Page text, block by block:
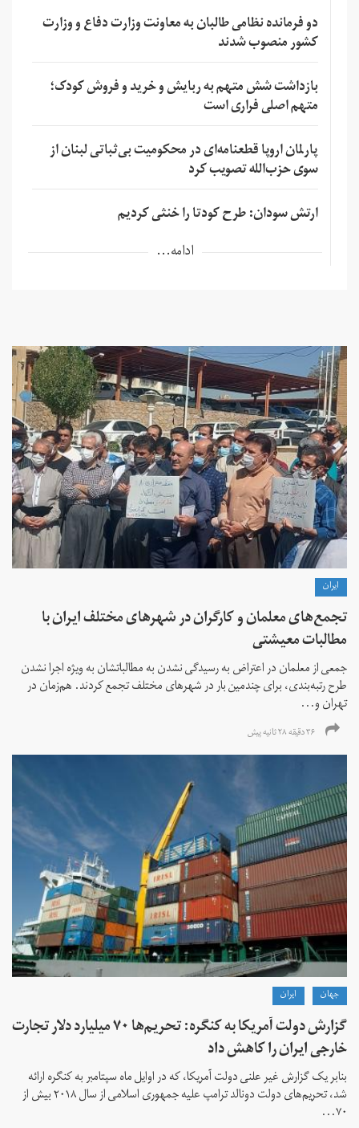
دو فرمانده نظامی طالبان به معاونت وزارت دفاع و وزارت
کشور منصوب شدند
بازداشت شش متهم به ربایش و خرید و فروش کودک؛
متهم اصلی فراری است
پارلمان اروپا قطعنامه‌ای در محکومیت بی‌ثباتی لبنان از
سوی حزب‌الله تصویب کرد
ارتش سودان: طرح کودتا را خنثی کردیم
ادامه...
ايران
تجمع‌های معلمان و کارگران در شهرهای مختلف ایران با
مطالبات معیشتی
جمعی از معلمان در اعتراض به رسیدگی نشدن به مطالباتشان به ویژه اجرا نشدن
طرح رتبه‌بندی، برای چندمین بار در شهرهای مختلف تجمع کردند. هم‌زمان در
تهران و...
۳۶ دقیقه ۲۸ ثانیه پیش
جهان ايران
گزارش دولت آمریکا به کنگره: تحریم‌ها ۷۰ میلیارد دلار تجارت
خارجی ایران را کاهش داد
بنابر یک گزارش غیر علنی دولت آمریکا، که در اوایل ماه سپتامبر به کنگره ارائه
شد، تحریم‌های دولت دونالد ترامپ علیه جمهوری اسلامی از سال ۲۰۱۸ بیش از
۷۰...